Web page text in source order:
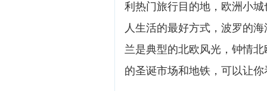
利热门旅行目的地，欧洲小
人生活的最好方式，波罗的
兰是典型的北欧风光，钟情
的圣诞市场和地铁，可以让